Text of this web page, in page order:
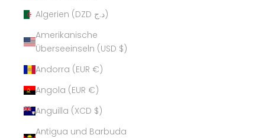
Algerien (DZD د.ج)
Amerikanische
Überseeinseln (USD $)
Andorra (EUR €)
Angola (EUR €)
Anguilla (XCD $)
Antigua und Barbuda